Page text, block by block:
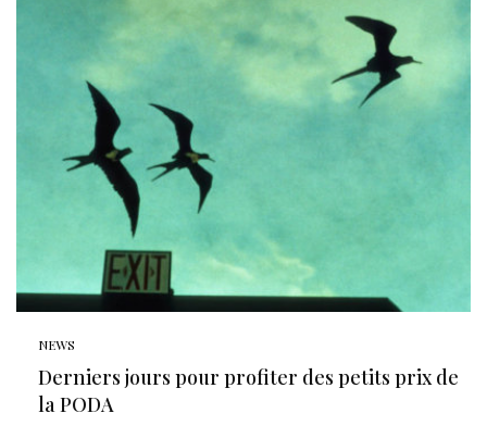
NEWS
Derniers jours pour profiter des petits prix de
la PODA